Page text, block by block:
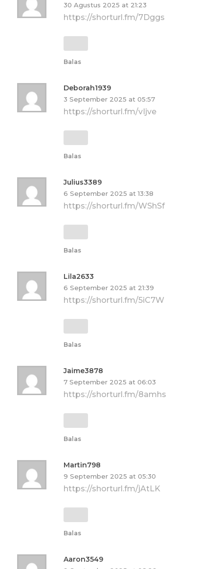
30 Agustus 2025 at 21:23
https://shorturl.fm/7Dggs
Balas
Deborah1939
3 September 2025 at 05:57
https://shorturl.fm/vIjve
Balas
Julius3389
6 September 2025 at 13:38
https://shorturl.fm/WShSf
Balas
Lila2633
6 September 2025 at 21:39
https://shorturl.fm/5iC7W
Balas
Jaime3878
7 September 2025 at 06:03
https://shorturl.fm/8amhs
Balas
Martin798
9 September 2025 at 05:30
https://shorturl.fm/jAtLK
Balas
Aaron3549